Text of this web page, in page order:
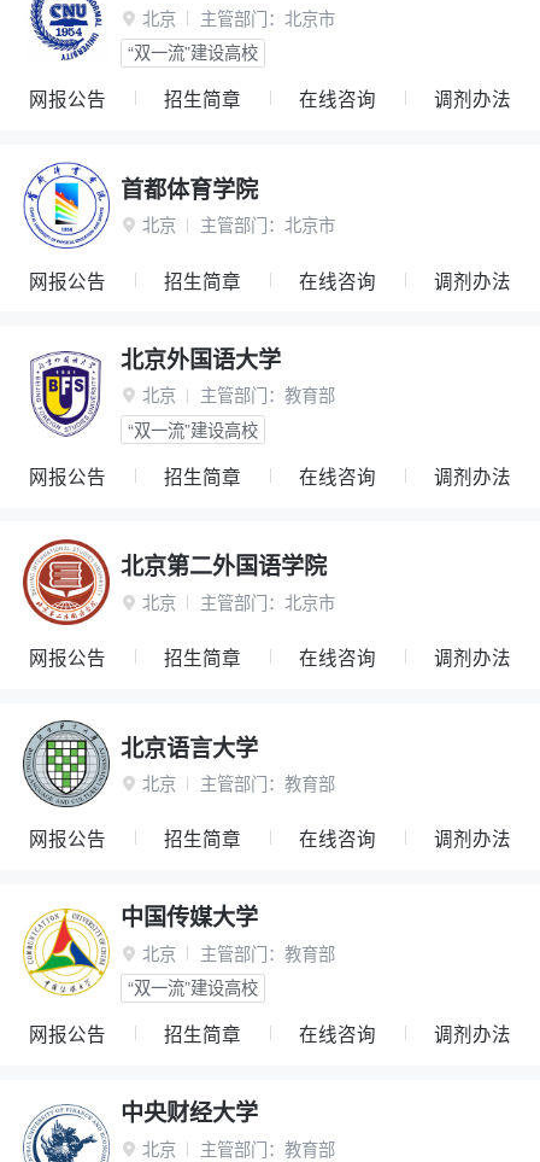
 北京 主管部门： 北京市
“双一流”建设高校
网报公告 招生简章 在线咨询 调剂办法
首都体育学院
 北京 主管部门： 北京市
网报公告 招生简章 在线咨询 调剂办法
北京外国语大学
 北京 主管部门： 教育部
“双一流”建设高校
网报公告 招生简章 在线咨询 调剂办法
北京第二外国语学院
 北京 主管部门： 北京市
网报公告 招生简章 在线咨询 调剂办法
北京语言大学
 北京 主管部门： 教育部
网报公告 招生简章 在线咨询 调剂办法
中国传媒大学
 北京 主管部门： 教育部
“双一流”建设高校
网报公告 招生简章 在线咨询 调剂办法
中央财经大学
 北京 主管部门： 教育部